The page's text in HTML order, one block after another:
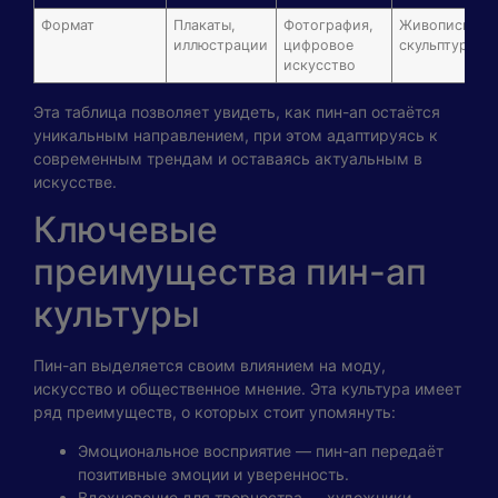
Формат
Плакаты,
иллюстрации
Фотография,
цифровое
искусство
Живопись,
скульптура
Эта таблица позволяет увидеть, как пин-ап остаётся
уникальным направлением, при этом адаптируясь к
современным трендам и оставаясь актуальным в
искусстве.
Ключевые
преимущества пин-ап
культуры
Пин-ап выделяется своим влиянием на моду,
искусство и общественное мнение. Эта культура имеет
ряд преимуществ, о которых стоит упомянуть:
Эмоциональное восприятие — пин-ап передаёт
позитивные эмоции и уверенность.